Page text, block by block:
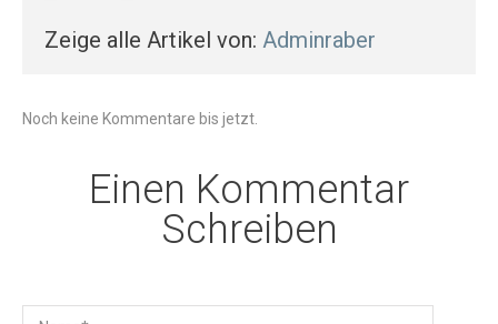
Zeige alle Artikel von: Adminraber
Noch keine Kommentare bis jetzt.
Einen Kommentar
Schreiben